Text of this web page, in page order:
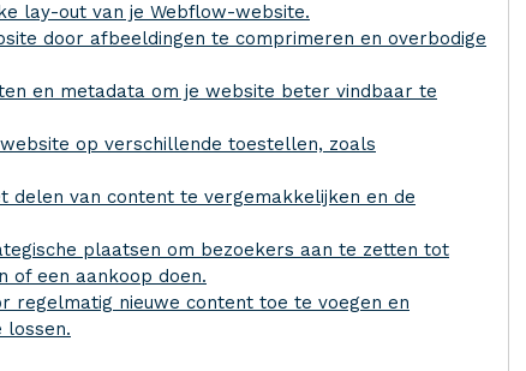
lay-out van je Webflow-website.
door afbeeldingen te comprimeren en overbodige
en metadata om je website beter vindbaar te
op verschillende toestellen, zoals
delen van content te vergemakkelijken en de
plaatsen om bezoekers aan te zetten tot
of een aankoop doen.
regelmatig nieuwe content toe te voegen en
lossen.